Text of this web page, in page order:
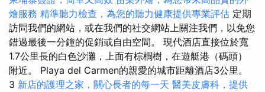
燴服務 精準聽力檢查，為您的聽力健康提供專業評估 定期
訪問我們的網站，或在我們的社交網站上關注我們，以免您
錯過最後一分鐘的促銷或自由空間。 現代酒店直接位於寬
1.7公里長的白色沙灘，上面有棕櫚樹，在遊艇港（碼頭）
附近。 Playa del Carmen的親愛的城市距離酒店3公里。
3 新店的護理之家，關心長者的每一天 醫美皮膚科，提供